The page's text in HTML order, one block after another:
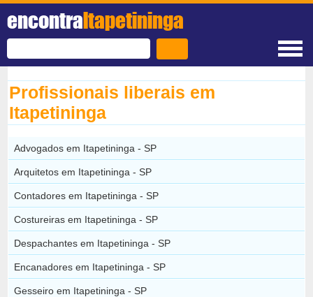
encontraItapetininga
Profissionais liberais em
Itapetininga
Advogados em Itapetininga - SP
Arquitetos em Itapetininga - SP
Contadores em Itapetininga - SP
Costureiras em Itapetininga - SP
Despachantes em Itapetininga - SP
Encanadores em Itapetininga - SP
Gesseiro em Itapetininga - SP